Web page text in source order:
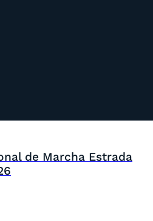
de Marcha Estrada